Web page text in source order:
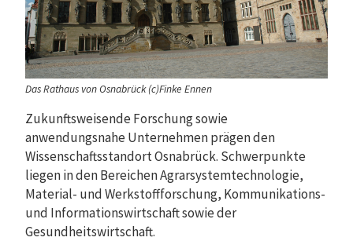
Das Rathaus von Osnabrück (c)Finke Ennen
Zukunftsweisende Forschung sowie
anwendungsnahe Unternehmen prägen den
Wissenschaftsstandort Osnabrück. Schwerpunkte
liegen in den Bereichen Agrarsystemtechnologie,
Material- und Werkstoffforschung, Kommunikations-
und Informationswirtschaft sowie der
Gesundheitswirtschaft.